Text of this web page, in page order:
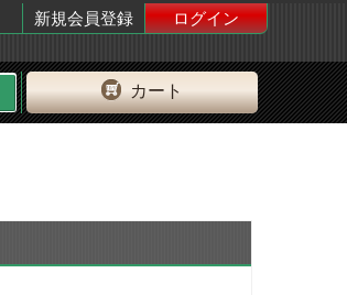
新規会員登録
ログイン
カート